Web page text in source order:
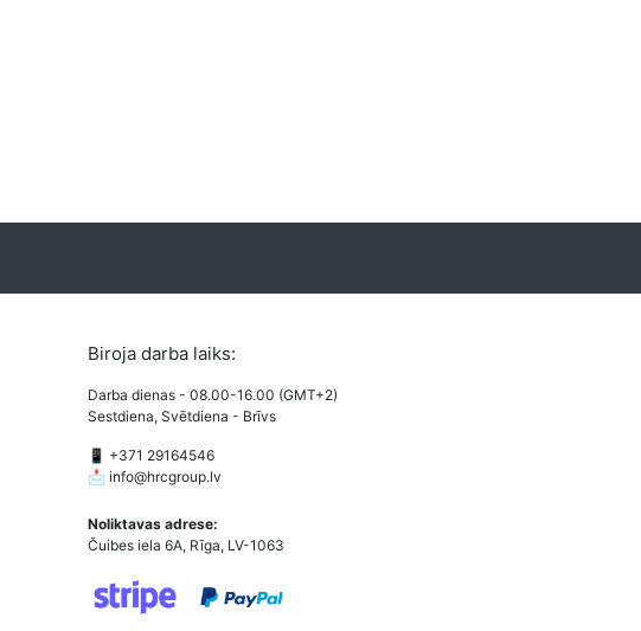
Biroja darba laiks:
Darba dienas - 08.00-16.00 (GMT+2)
Sestdiena, Svētdiena - Brīvs
📱 +371 29164546
📩 info@hrcgroup.lv
Noliktavas adrese:
Čuibes iela 6A, Rīga, LV-1063